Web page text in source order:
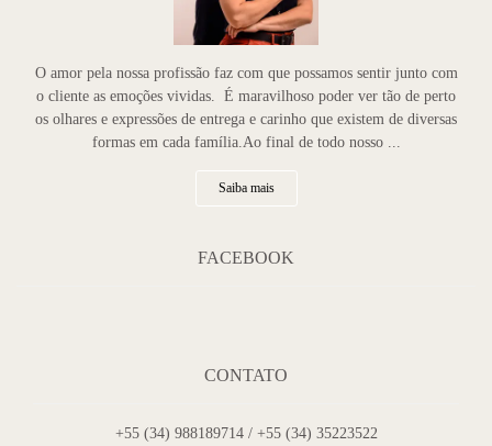
O amor pela nossa profissão faz com que possamos sentir junto com
o cliente as emoções vividas. É maravilhoso poder ver tão de perto
os olhares e expressões de entrega e carinho que existem de diversas
formas em cada família.Ao final de todo nosso ...
Saiba mais
FACEBOOK
CONTATO
+55 (34) 988189714 / +55 (34) 35223522